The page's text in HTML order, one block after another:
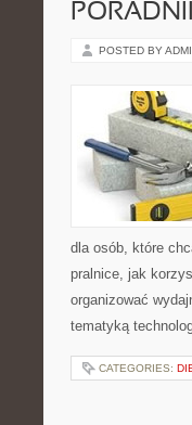
POSTED BY
dla osób, które
pralnice, jak
organizować
tematyką
CATEGORIES: